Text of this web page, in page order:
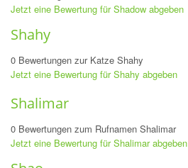
Jetzt eine Bewertung für Shadow abgeben
Shahy
0 Bewertungen zur Katze Shahy
Jetzt eine Bewertung für Shahy abgeben
Shalimar
0 Bewertungen zum Rufnamen Shalimar
Jetzt eine Bewertung für Shalimar abgeben